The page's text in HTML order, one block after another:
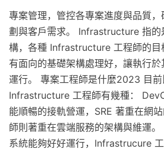
專案管理，管控各專案進度與品質
劃與客戶需求。 Infrastructure 指的
構，各種 Infrastructure 工程師的目
有面向的基礎架構處理好，讓執行
運行。 專案工程師是什麼2023 目前
Infrastructure 工程師有幾種：
能順暢的接軌營運，SRE 著重在網
師則著重在雲端服務的架構與維運
系統能夠好好運行，Infrastrucure